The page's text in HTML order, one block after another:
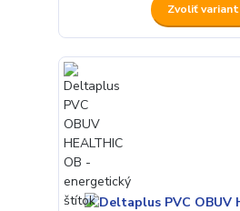
Zvoliť variant